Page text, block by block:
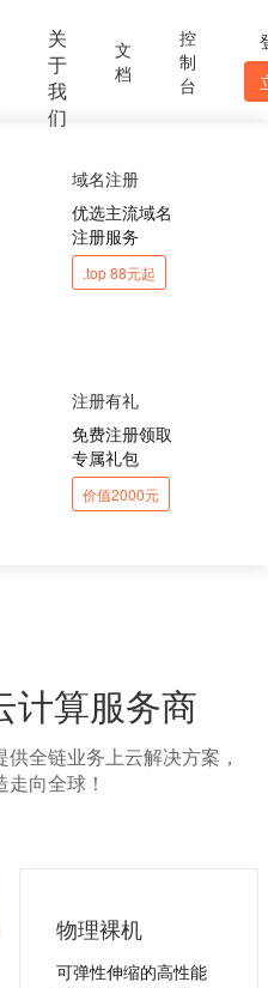
关
于
我
们
文
档
控
制
台
域名注册
优选主流域名
注册服务
.top 88元起
注册有礼
免费注册领取
专属礼包
价值2000元
计算服务商
全链业务上云解决方案，
向全球！
物理裸机
可弹性伸缩的高性能